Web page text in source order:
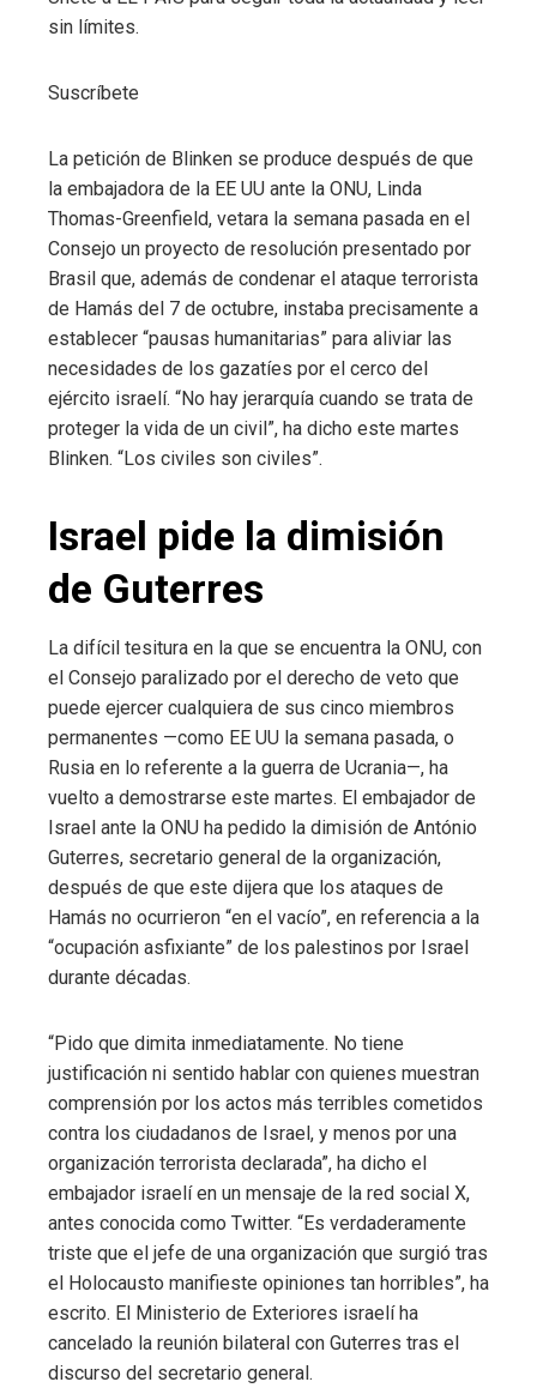
sin límites.
Suscríbete
La petición de Blinken se produce después de que
la embajadora de la EE UU ante la ONU, Linda
Thomas-Greenfield, vetara la semana pasada en el
Consejo un proyecto de resolución presentado por
Brasil que, además de condenar el ataque terrorista
de Hamás del 7 de octubre, instaba precisamente a
establecer “pausas humanitarias” para aliviar las
necesidades de los gazatíes por el cerco del
ejército israelí. “No hay jerarquía cuando se trata de
proteger la vida de un civil”, ha dicho este martes
Blinken. “Los civiles son civiles”.
Israel pide la dimisión
de Guterres
La difícil tesitura en la que se encuentra la ONU, con
el Consejo paralizado por el derecho de veto que
puede ejercer cualquiera de sus cinco miembros
permanentes —como EE UU la semana pasada, o
Rusia en lo referente a la guerra de Ucrania—, ha
vuelto a demostrarse este martes. El embajador de
Israel ante la ONU ha pedido la dimisión de António
Guterres, secretario general de la organización,
después de que este dijera que los ataques de
Hamás no ocurrieron “en el vacío”, en referencia a la
“ocupación asfixiante” de los palestinos por Israel
durante décadas.
“Pido que dimita inmediatamente. No tiene
justificación ni sentido hablar con quienes muestran
comprensión por los actos más terribles cometidos
contra los ciudadanos de Israel, y menos por una
organización terrorista declarada”, ha dicho el
embajador israelí en un mensaje de la red social X,
antes conocida como Twitter. “Es verdaderamente
triste que el jefe de una organización que surgió tras
el Holocausto manifieste opiniones tan horribles”, ha
escrito. El Ministerio de Exteriores israelí ha
cancelado la reunión bilateral con Guterres tras el
discurso del secretario general.